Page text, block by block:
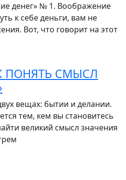
денег» № 1. Воображение
к себе деньги, вам не
Вот, что говорит на этот
ПОНЯТЬ СМЫСЛ
вещах: бытии и делании.
тем, кем вы становитесь
великий смысл значения